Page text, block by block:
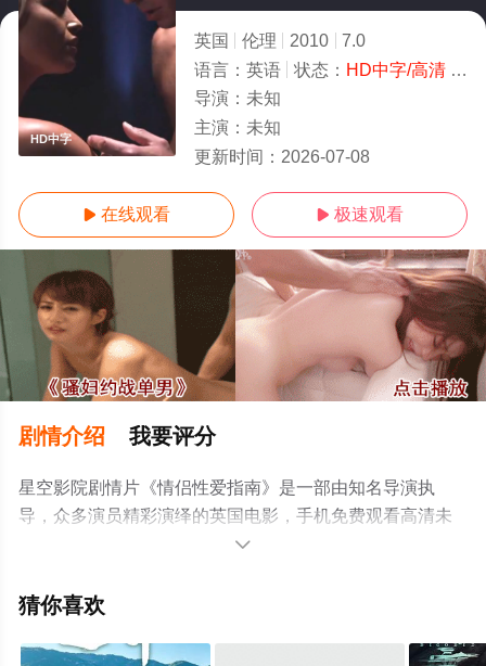
HD中字
英国 伦理 2010
7.0
语言： 英语 状态： HD中字/高清- 免费在线观看
导演： 未知
主演： 未知
更新时间： 2026-07-08
 在线观看  极速观看
剧情介绍 我要评分
星空影院剧情片《情侣性爱指南》是一部由知名导演执
导，众多演员精彩演绎的英国电影，手机免费观看高清未
删减完整版电影大全就上星空电影网，更多相关信息可移

猜你喜欢